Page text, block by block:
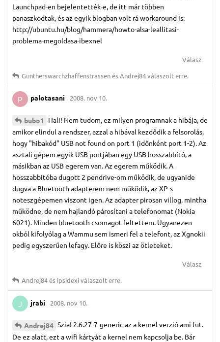
Launchpad-en bejelentették-e, de itt már többen
panaszkodtak, és az egyik blogban volt rá workaround is:
http://ubuntu.hu/blog/hammera/howto-alsa-leallitasi-
problema-megoldasa-ibexnel
Válasz
GuntherswarchzhaffenstrassenésAndrej84válaszolt erre.
P palotasani 2008. nov 10.
bubo1
Hali! Nem tudom, ez milyen programnak a hibája, de
amikor elindul a rendszer, azzal a hibával kezdődik a felsorolás,
hogy "hibakód" USB not found on port 1 (időnként port 1-2). Az
asztali gépem egyik USB portjában egy USB hosszabbító, a
másikban az USB egerem van. Az egerem működik. A
hosszabbítóba dugott 2 pendrive-om működik, de ugyanide
dugva a Bluetooth adapterem nem működik, az XP-s
noteszgépemen viszont igen. Az adapter pirosan villog, mintha
működne, de nem hajlandó párosítani a telefonomat (Nokia
6021). Minden bluetooth csomagot feltettem. Ugyanezen
okból kifolyólag a Wammu sem ismeri fel a telefont, az Xgnokii
pedig egyszerűen lefagy. Előre is köszi az ötleteket.
Válasz
Andrej84és ipsidexiválaszolt erre.
J jrabi 2008. nov 10.
Andrej84 Szia! 2.6.27-7-generic az a kernel verzió ami fut.
De ez alatt, ezt a wifi kártyát a kernel nem kapcsolja be. Bár